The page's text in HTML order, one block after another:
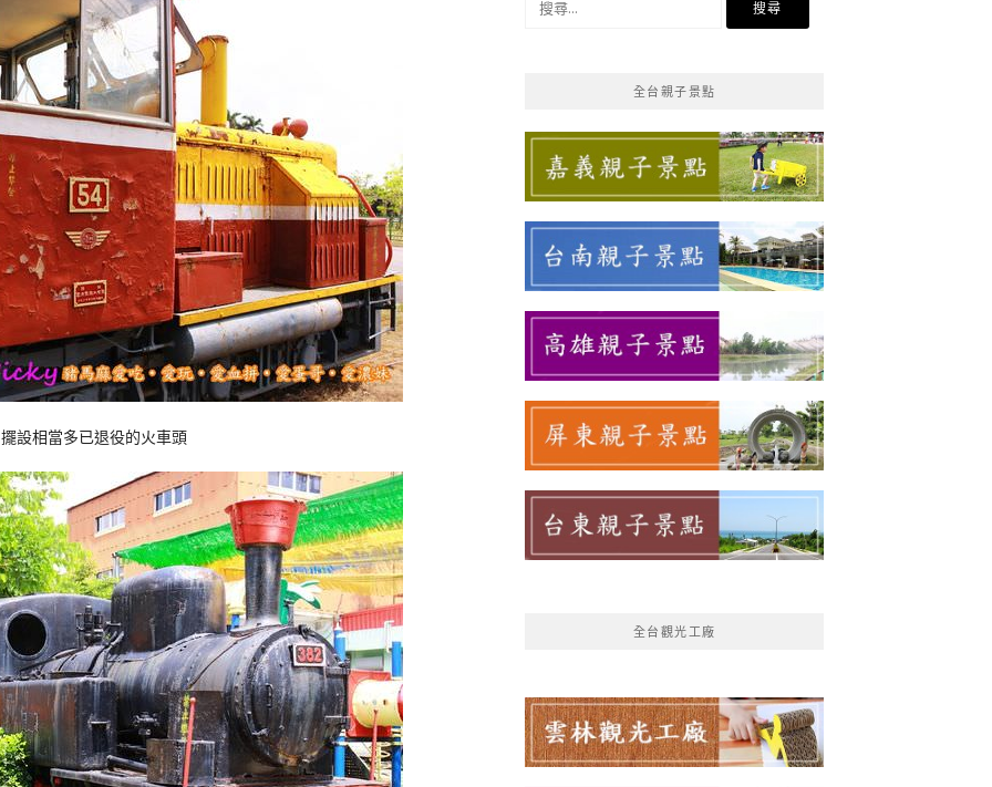
設相當多已退役的火車頭
全台親子景點
全台觀光工廠